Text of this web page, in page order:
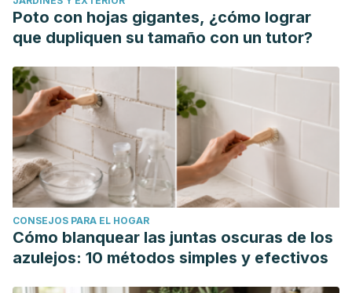
Poto con hojas gigantes, ¿cómo lograr
que dupliquen su tamaño con un tutor?
CONSEJOS PARA EL HOGAR
Cómo blanquear las juntas oscuras de los
azulejos: 10 métodos simples y efectivos